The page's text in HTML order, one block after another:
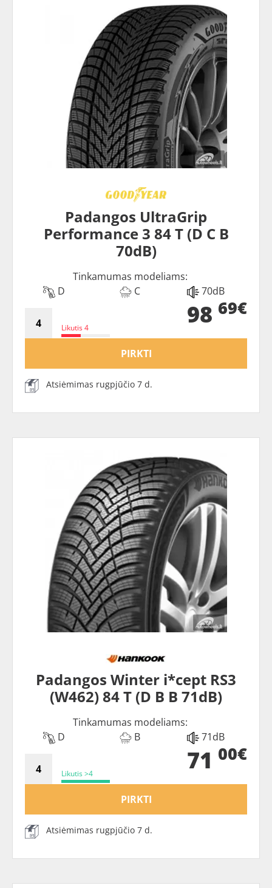
Padangos UltraGrip
Performance 3 84 T (D C B
70dB)
Tinkamumas modeliams:
D
C 70dB
Likutis 4 98 69€
PIRKTI
Atsiėmimas rugpjūčio 7 d.
Padangos Winter i*cept RS3
(W462) 84 T (D B B 71dB)
Tinkamumas modeliams:
D
B 71dB
Likutis >4 71 00€
PIRKTI
Atsiėmimas rugpjūčio 7 d.